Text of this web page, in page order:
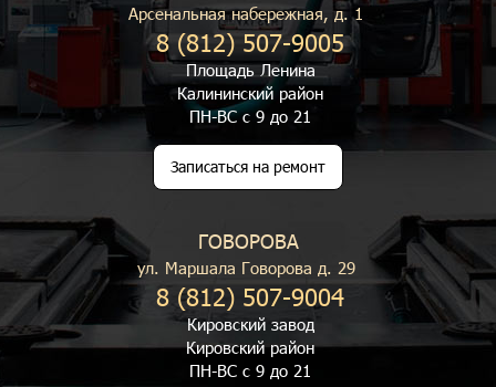
Арсенальная набережная, д. 1
8 (812) 507-9005
Площадь Ленина
Калининский район
ПН-ВС с 9 до 21
Записаться на ремонт
ГОВОРОВА
ул. Маршала Говорова д. 29
8 (812) 507-9004
Кировский завод
Кировский район
ПН-ВС с 9 до 21